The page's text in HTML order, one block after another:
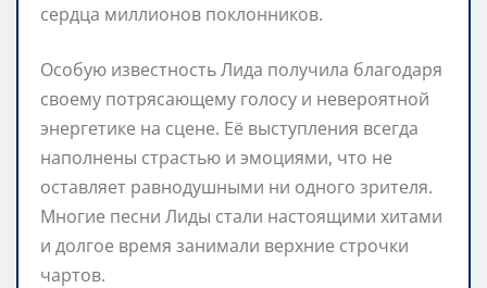
сердца миллионов поклонников.
Особую известность Лида получила благодаря
своему потрясающему голосу и невероятной
энергетике на сцене. Её выступления всегда
наполнены страстью и эмоциями, что не
оставляет равнодушными ни одного зрителя.
Многие песни Лиды стали настоящими хитами
и долгое время занимали верхние строчки
чартов.